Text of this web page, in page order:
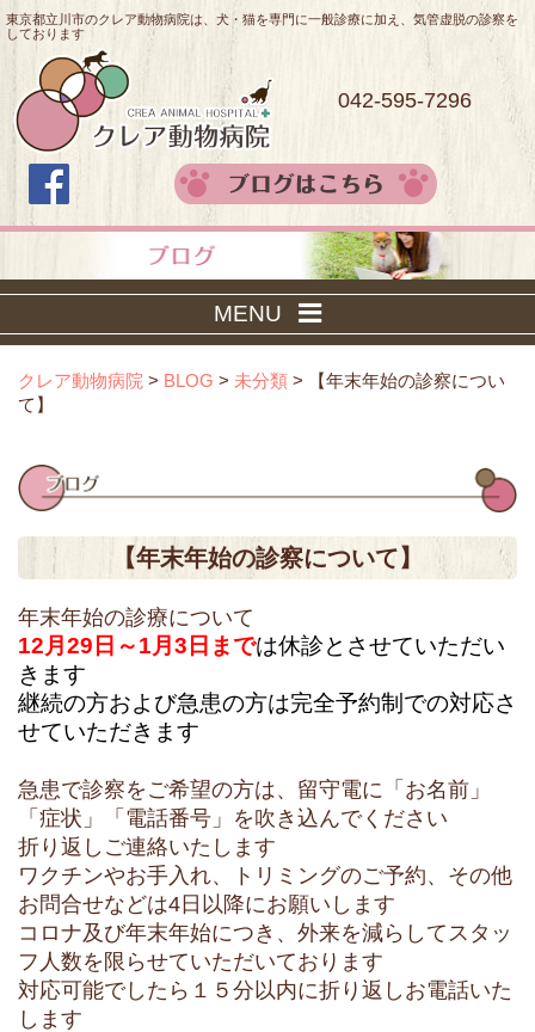
東京都立川市のクレア動物病院は、犬・猫を専門に一般診療に加え、気管虚脱の診察を
しております
042-595-7296
MENU
クレア動物病院 > BLOG > 未分類 >
【年末年始の診察につい
て】
【年末年始の診察について】
年末年始の診療について
12月29日～1月3日までは休診とさせていただい
きます
継続の方および急患の方は完全予約制での対応さ
せていただきます
急患で診察をご希望の方は、留守電に「お名前」
「症状」「電話番号」を吹き込んでください
折り返しご連絡いたします
ワクチンやお手入れ、トリミングのご予約、その他
お問合せなどは4日以降にお願いします
コロナ及び年末年始につき、外来を減らしてスタッ
フ人数を限らせていただいております
対応可能でしたら１５分以内に折り返しお電話いた
します